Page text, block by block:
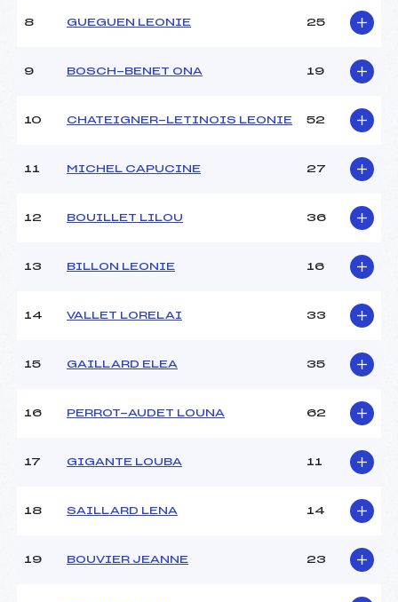
C-D .
8 GUEGUEN LEONIE 25
9 BOSCH-BENET ONA 19
10 CHATEIGNER-LETINOIS LEONIE 52
11 MICHEL CAPUCINE 27
12 BOUILLET LILOU 36
13 BILLON LEONIE 16
14 VALLET LORELAI 33
15 GAILLARD ELEA 35
16 PERROT-AUDET LOUNA 62
17 GIGANTE LOUBA 11
18 SAILLARD LENA 14
19 BOUVIER JEANNE 23